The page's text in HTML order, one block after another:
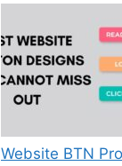
Website BTN